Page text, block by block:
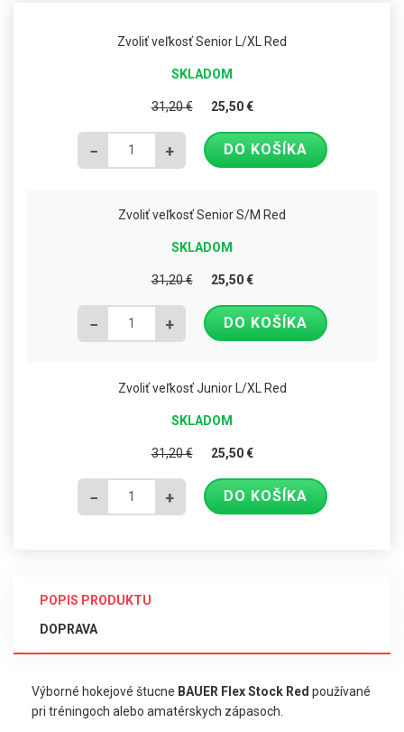
Zvoliť veľkosť Senior L/XL Red
SKLADOM
31,20€ 25,50€
− + DO KOŠÍKA
Zvoliť veľkosť Senior S/M Red
SKLADOM
31,20€ 25,50€
− + DO KOŠÍKA
Zvoliť veľkosť Junior L/XL Red
SKLADOM
31,20€ 25,50€
− + DO KOŠÍKA
POPIS PRODUKTU
DOPRAVA
Výborné hokejové štucne BAUER Flex Stock Red používané
pri tréningoch alebo amatérskych zápasoch.